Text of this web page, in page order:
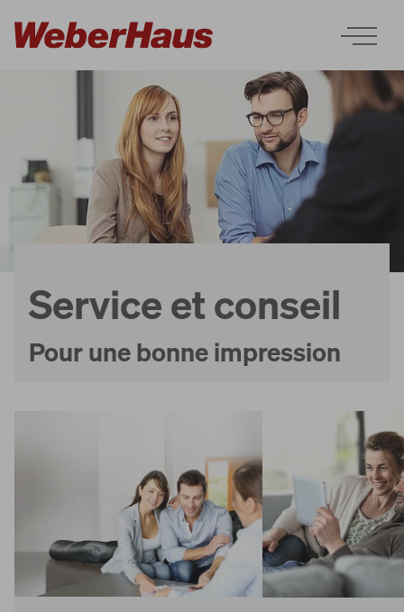
Service et conseil
Pour une bonne impression
Maisons
Découvrir